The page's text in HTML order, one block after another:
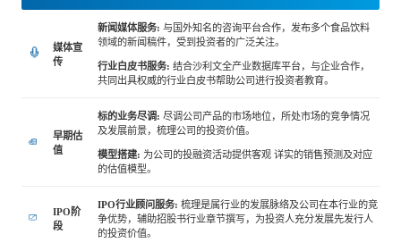
汽车与出行
科技、媒体和通信 金融科技
地产与物业 矿业冶炼
媒体报道
关于我们
中国管理团队
表现与影响
媒体宣
传
新闻媒体服务:与国外知名的咨询平台合作，发布多个食品饮料
领域的新闻稿件，受到投资者的广泛关注。
行业白皮书服务: 结合沙利文全产业数据库平台，与企业合作，
共同出具权威的行业白皮书帮助公司进行投资者教育。
早期估
值
标的业务尽调: 尽调公司产品的市场地位，所处市场的竞争情况
及发展前景，梳理公司的投资价值。
模型搭建: 为公司的投融资活动提供客观 详实的销售预测及对应
的估值模型。
IPO阶
段
IPO行业顾问服务: 梳理是属行业的发展脉络及公司在本行业的竞
争优势，辅助招股书行业章节撰写，为投资人充分发展先发行人
的投资价值。